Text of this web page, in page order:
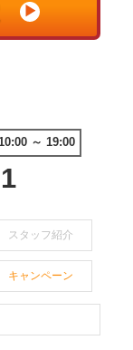
～ 19:00
スタッフ紹介
キャンペーン